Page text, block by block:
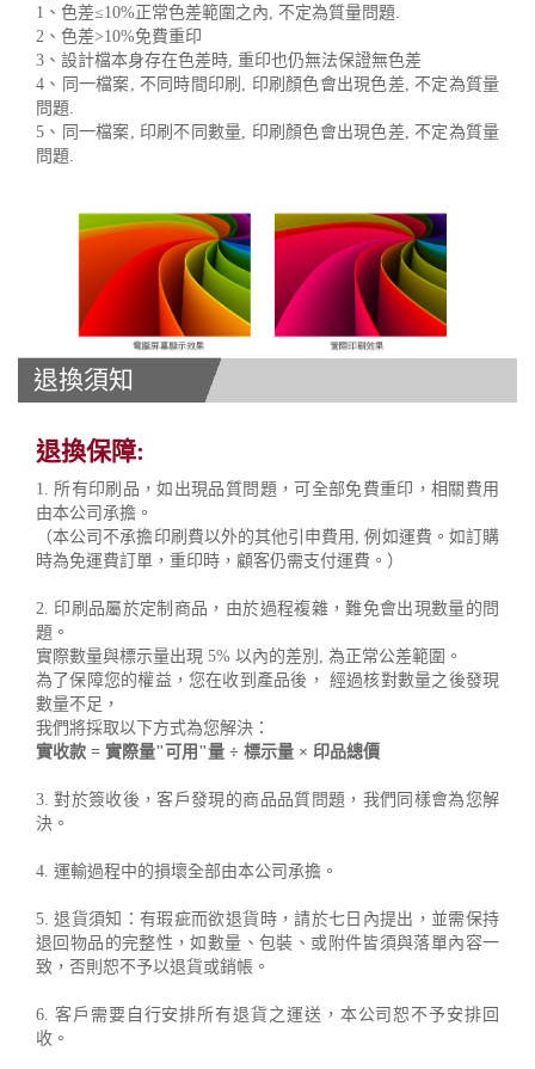
1、色差≤10%正常色差範圍之內, 不定為質量問題.
2、色差>10%免費重印
3、設計檔本身存在色差時, 重印也仍無法保證無色差
4、同一檔案, 不同時間印刷, 印刷顏色會出現色差, 不定為質量
問題.
5、同一檔案, 印刷不同數量, 印刷顏色會出現色差, 不定為質量
問題.
退換須知
退換保障:
1. 所有印刷品，如出現品質問題，可全部免費重印，相關費用
由本公司承擔。
（本公司不承擔印刷費以外的其他引申費用, 例如運費。如訂購
時為免運費訂單，重印時，顧客仍需支付運費。）
2. 印刷品屬於定制商品，由於過程複雜，難免會出現數量的問
題。
實際數量與標示量出現 5% 以內的差別, 為正常公差範圍。
為了保障您的權益，您在收到產品後， 經過核對數量之後發現
數量不足，
我們將採取以下方式為您解決：
實收款 = 實際量"可用"量 ÷ 標示量 × 印品總價
3. 對於簽收後，客戶發現的商品品質問題，我們同樣會為您解
決。
4. 運輸過程中的損壞全部由本公司承擔。
5. 退貨須知：有瑕疵而欲退貨時，請於七日內提出，並需保持
退回物品的完整性，如數量、包裝、或附件皆須與落單內容一
致，否則恕不予以退貨或銷帳。
6. 客戶需要自行安排所有退貨之運送，本公司恕不予安排回
收。